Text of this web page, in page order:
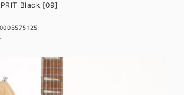
Black [09]